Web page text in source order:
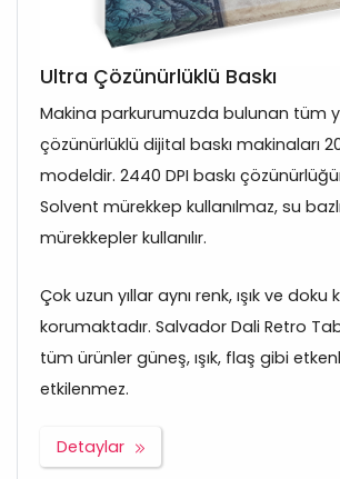
Ultra Çözünürlüklü Baskı
Makina parkurumuzda bulunan tüm
çözünürlüklü dijital baskı makinaları
modeldir. 2440 DPI baskı
Solvent mürekkep kullanılmaz, su
mürekkepler kullanılır.
Çok uzun yıllar aynı renk, ışık ve doku
korumaktadır. Salvador Dali Retro
tüm ürünler güneş, ışık, flaş gibi
etkilenmez.
Detaylar